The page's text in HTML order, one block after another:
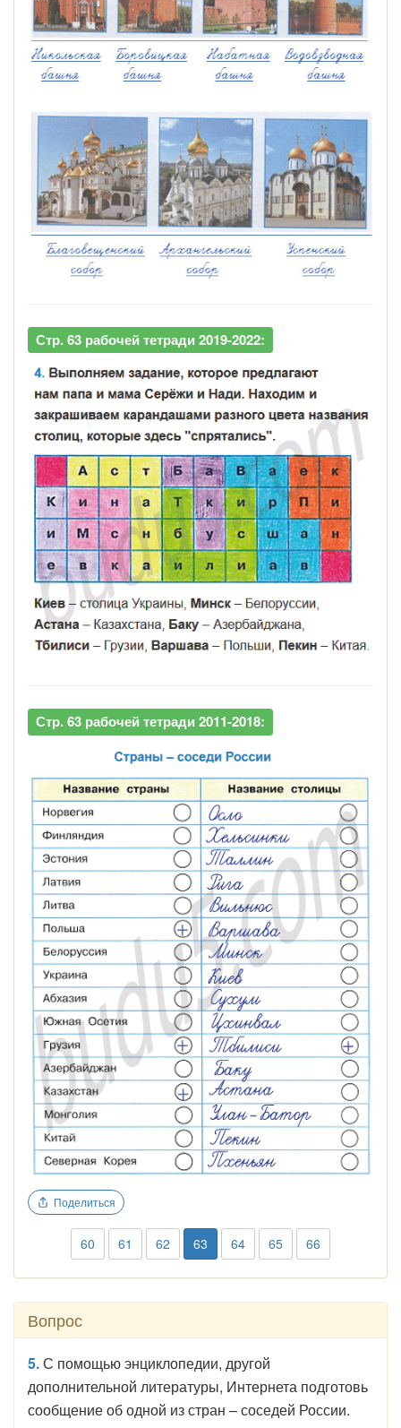
Стр. 63 рабочей тетради 2019-2022:
Стр. 63 рабочей тетради 2011-2018:
Поделиться
60 61 62 63 64 65 66
Вопрос
5.С помощью энциклопедии, другой
дополнительной литературы, Интернета подготовь
сообщение об одной из стран – соседей России.